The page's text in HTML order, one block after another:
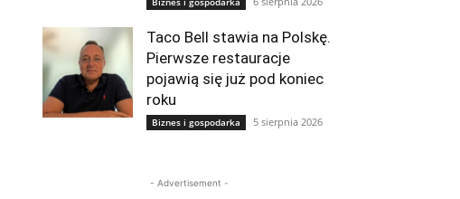
Taco Bell stawia na Polskę.
Pierwsze restauracje
pojawią się już pod koniec
roku
Biznes i gospodarka 5 sierpnia 2026
- Advertisement -